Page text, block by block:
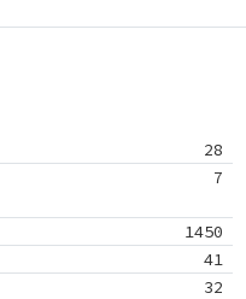
28
7
1450
41
32